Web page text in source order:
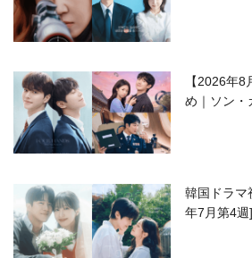
【2026年
め｜ソン・
韓国ドラマ
年7月第4週